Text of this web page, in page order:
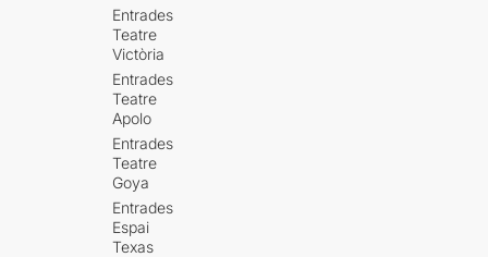
Entrades
Teatre
Victòria
Entrades
Teatre
Apolo
Entrades
Teatre
Goya
Entrades
Espai
Texas